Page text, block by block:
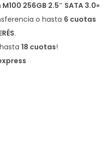
256GB 2.5″ SATA 3.0»
o hasta 6 cuotas
.
18 cuotas!